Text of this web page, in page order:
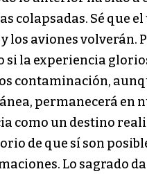
colapsadas. Sé que
los aviones volverán.
si la experiencia
contaminación,
permanecerá en
como un destino
de que sí son
Lo sagrado